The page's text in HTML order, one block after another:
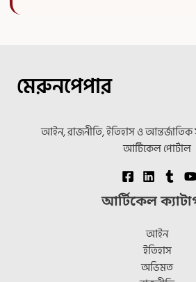
মেরুনপেপার
আইন, রাজনীতি, ইতিহাস ও আন্তর্জাতিক
আর্টিকেল পোর্টাল
আর্টিকেল
আইন
ইতিহাস
অভিমত